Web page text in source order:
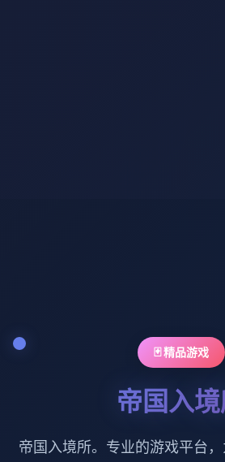
🃏 精品游戏
帝国入
帝国入境所。专业的游戏平台